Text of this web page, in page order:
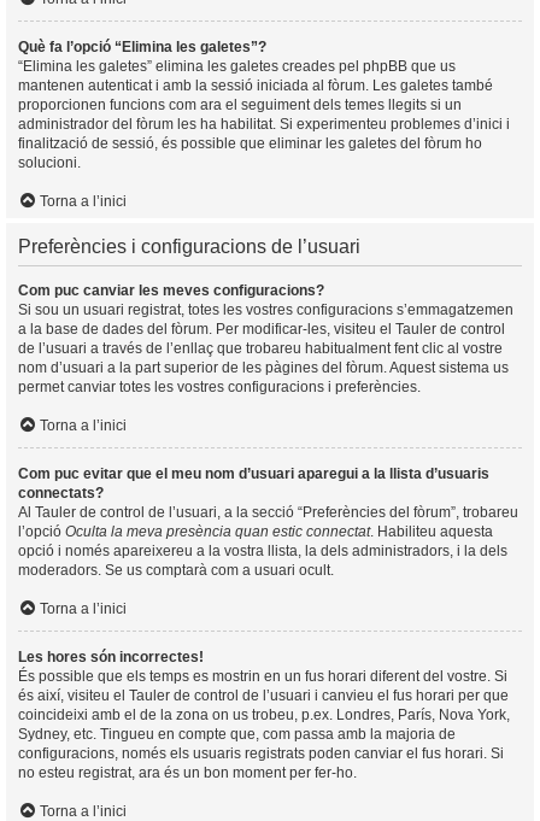
Què fa l’opció “Elimina les galetes”?
“Elimina les galetes” elimina les galetes creades pel phpBB que us
mantenen autenticat i amb la sessió iniciada al fòrum. Les galetes també
proporcionen funcions com ara el seguiment dels temes llegits si un
administrador del fòrum les ha habilitat. Si experimenteu problemes d’inici i
finalització de sessió, és possible que eliminar les galetes del fòrum ho
solucioni.
Torna a l’inici
Preferències i configuracions de l’usuari
Com puc canviar les meves configuracions?
Si sou un usuari registrat, totes les vostres configuracions s’emmagatzemen
a la base de dades del fòrum. Per modificar-les, visiteu el Tauler de control
de l’usuari a través de l’enllaç que trobareu habitualment fent clic al vostre
nom d’usuari a la part superior de les pàgines del fòrum. Aquest sistema us
permet canviar totes les vostres configuracions i preferències.
Torna a l’inici
Com puc evitar que el meu nom d’usuari aparegui a la llista d’usuaris
connectats?
Al Tauler de control de l’usuari, a la secció “Preferències del fòrum”, trobareu
l’opció Oculta la meva presència quan estic connectat. Habiliteu aquesta
opció i només apareixereu a la vostra llista, la dels administradors, i la dels
moderadors. Se us comptarà com a usuari ocult.
Torna a l’inici
Les hores són incorrectes!
És possible que els temps es mostrin en un fus horari diferent del vostre. Si
és així, visiteu el Tauler de control de l’usuari i canvieu el fus horari per que
coincideixi amb el de la zona on us trobeu, p.ex. Londres, París, Nova York,
Sydney, etc. Tingueu en compte que, com passa amb la majoria de
configuracions, només els usuaris registrats poden canviar el fus horari. Si
no esteu registrat, ara és un bon moment per fer-ho.
Torna a l’inici